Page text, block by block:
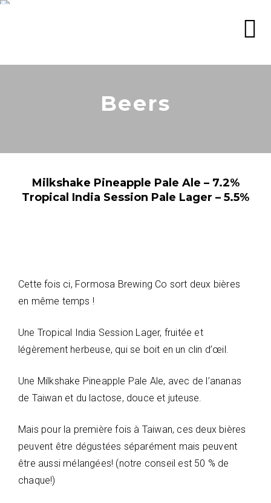
Beers
Milkshake Pineapple Pale Ale – 7.2%
Tropical India Session Pale Lager – 5.5%
Cette fois ci, Formosa Brewing Co sort deux bières
en même temps !
Une Tropical India Session Lager, fruitée et
légèrement herbeuse, qui se boit en un clin d’œil.
Une Milkshake Pineapple Pale Ale, avec de l’ananas
de Taiwan et du lactose, douce et juteuse.
Mais pour la première fois à Taiwan, ces deux bières
peuvent être dégustées séparément mais peuvent
être aussi mélangées! (notre conseil est 50 % de
chaque!)